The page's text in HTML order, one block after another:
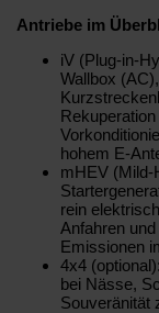
Antriebe im
iV (Plug-in-
Wallbox
hohem E-
mHEV (Mild-
rein
Anfahren
Emissionen
4x4
bei Nässe,
Souveränität